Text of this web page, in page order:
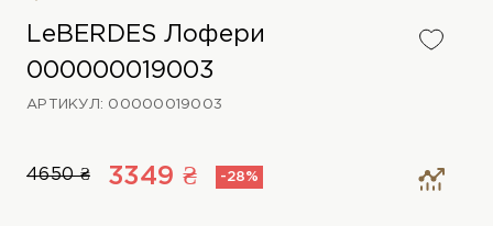
LeBERDES Лофери
000000019003
АРТИКУЛ: 00000019003
4650 ₴ 3349 ₴ -28%